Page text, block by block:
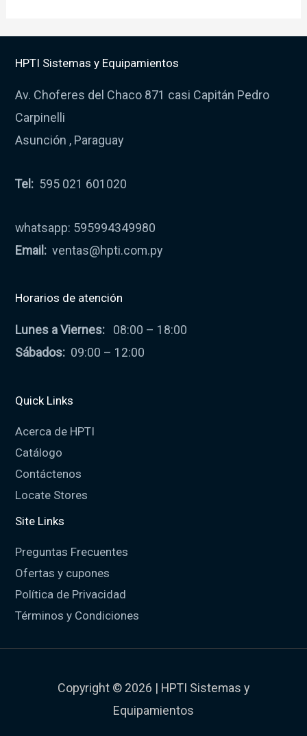
HPTI Sistemas y Equipamientos
Av. Choferes del Chaco 871 casi Capitán Pedro
Carpinelli
Asunción , Paraguay
Tel: 595 021 601020
whatsapp: 595994349980
Email: ventas@hpti.com.py
Horarios de atención
Lunes a Viernes: 08:00 – 18:00
Sábados: 09:00 – 12:00
Quick Links
Acerca de HPTI
Catálogo
Contáctenos
Locate Stores
Site Links
Preguntas Frecuentes
Ofertas y cupones
Política de Privacidad
Términos y Condiciones
Copyright © 2026 | HPTI Sistemas y
Equipamientos